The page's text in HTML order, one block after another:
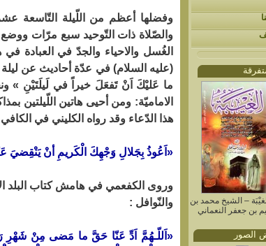
– الشيخ محمد بن
بن جعفر النعماني
الصور
وفضلها أعظم من اللّيلة التّاسعة
والصّلاة ذات التّوحيد سبع مرّات
الغُسل والاحياء والجدّ في العبادة
(عليه السلام) في عدّة أحاديث عن
ما عَليْكَ اَنْ تَفعَلَ خيراً في لَيلَتَيْنِ
الاماميّة: ومن أحيى هاتين اللّيلتين
هذا الدّعاء وقد رواه الكليني في
«اَعُوذُ بِجَلالِ وَجْهِكَ الْكَريمِ أنْ يَنْقِضيَ
وروى الكفعمي في هامش كتاب البلد
والنّوافل :
«اَللّـهُمَّ اَدِّ عَنّا حَقَّ ما مَضى مِنْ شَهْرِ